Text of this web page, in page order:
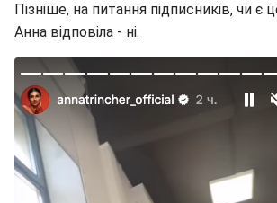
Пізніше, на питання підписників, чи
Анна відповіла - ні.